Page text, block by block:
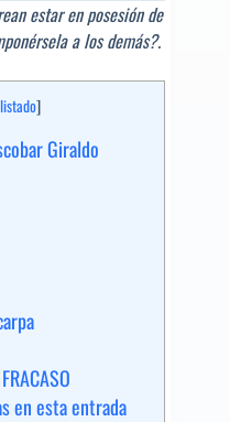
estar en posesión de
a los demás?.
]
Giraldo
en esta entrada